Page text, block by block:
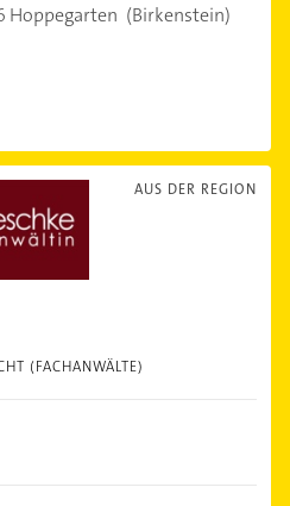
Hoppegarten (Birkenstein)
AUS DER REGION
(FACHANWÄLTE)